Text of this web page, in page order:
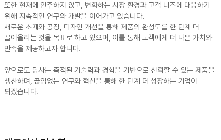
또한 현재에 안주하지 않고, 변화하는 시장 환경과 고객 니즈에 대응하기
위해 지속적인 연구와 개발을 이어가고 있습니다.
새로운 소재와 공정, 디자인 개선을 통해 제품의 완성도를 한 단계 더
끌어올리는 것을 목표로 하고 있으며, 이를 통해 고객에게 더 나은 가치와
만족을 제공하고자 합니다.
앞으로도 당사는 축적된 기술력과 경험을 기반으로 신뢰할 수 있는 제품을
생산하며, 끊임없는 연구와 혁신을 통해 한 단계 더 성장하는 기업이
되겠습니다.